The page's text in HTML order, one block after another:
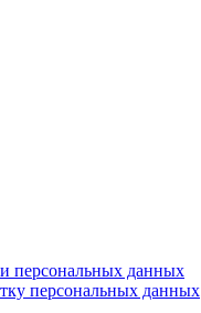
персональных данных
персональных данных